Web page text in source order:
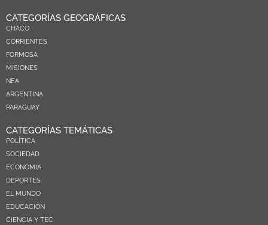
CATEGORÍAS GEOGRÁFICAS
CHACO
CORRIENTES
FORMOSA
MISIONES
NEA
ARGENTINA
PARAGUAY
CATEGORÍAS TEMÁTICAS
POLÍTICA
SOCIEDAD
ECONOMIA
DEPORTES
EL MUNDO
EDUCACIÓN
CIENCIA Y TEC